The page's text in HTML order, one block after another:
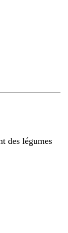
des légumes